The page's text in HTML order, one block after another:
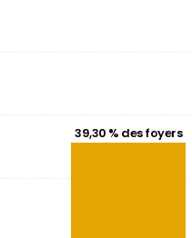
39,30 % des foyers